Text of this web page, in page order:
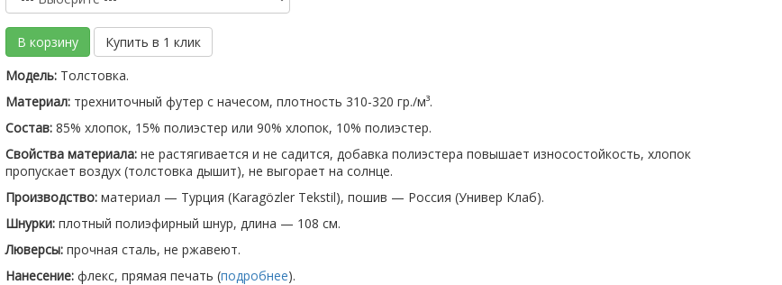
В корзину
Купить в 1 клик
Модель:Толстовка.
Материал: трехниточный футер с начесом, плотность 310-320 гр./м³.
Состав:85% хлопок, 15% полиэстер или 90% хлопок, 10% полиэстер.
Свойства материала:не растягивается и не садится, добавка полиэстера повышает износостойкость, хлопок
пропускает воздух (толстовка дышит), не выгорает на солнце.
Производство: материал — Турция (Karagözler Tekstil), пошив — Россия (Универ Клаб).
Шнурки:плотный полиэфирный шнур, длина — 108 см.
Люверсы: прочная сталь, не ржавеют.
Нанесение: флекс, прямая печать (подробнее).